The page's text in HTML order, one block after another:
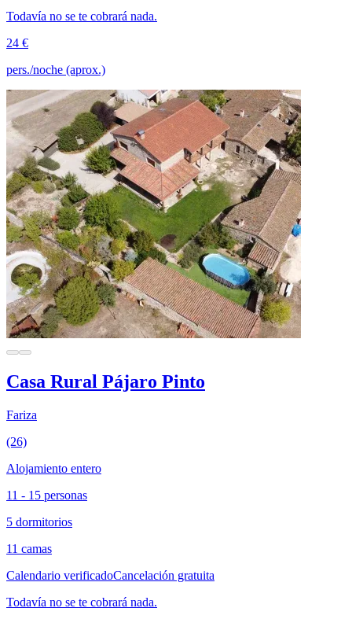
Todavía no se te cobrará nada.
24 €
pers./noche (aprox.)
Casa Rural Pájaro Pinto
Fariza
(26)
Alojamiento entero
11 - 15 personas
5 dormitorios
11 camas
Calendario verificadoCancelación gratuita
Todavía no se te cobrará nada.